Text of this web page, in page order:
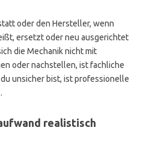
oder den Hersteller, wenn
ersetzt oder neu ausgerichtet
die Mechanik nicht mit
oder nachstellen, ist fachliche
unsicher bist, ist professionelle
realistisch